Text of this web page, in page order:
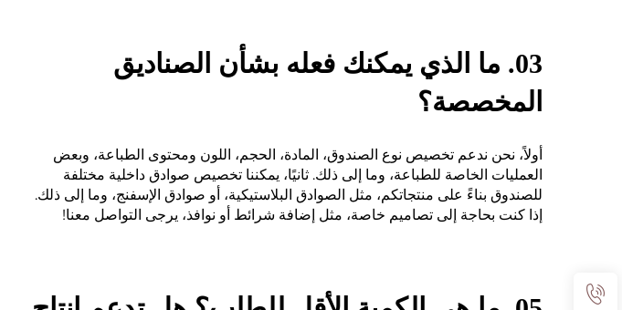
03. ما الذي يمكنك فعله بشأن الصناديق
المخصصة؟
أولاً، نحن ندعم تخصيص نوع الصندوق، المادة، الحجم، اللون ومحتوى الطباعة، وبعض
العمليات الخاصة للطباعة، وما إلى ذلك. ثانيًا، يمكننا تخصيص صوادق داخلية مختلفة
للصندوق بناءً على منتجاتكم، مثل الصوادق البلاستيكية، أو صوادق الإسفنج، وما إلى ذلك.
إذا كنت بحاجة إلى تصاميم خاصة، مثل إضافة شرائط أو نوافذ، يرجى التواصل معنا!